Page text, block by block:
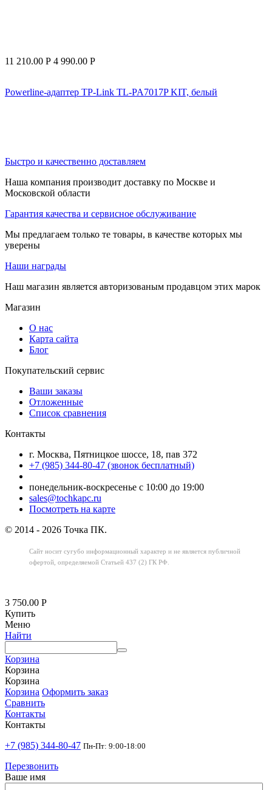
11 210.00 Р 4 990.00 Р
Powerline-адаптер TP-Link TL-PA7017P KIT, белый
Быстро и качественно доставляем
Наша компания производит доставку по Москве и
Московской области
Гарантия качества и сервисное обслуживание
Мы предлагаем только те товары, в качестве которых мы
уверены
Наши награды
Наш магазин является авторизованым продавцом этих марок
Магазин
О нас
Карта сайта
Блог
Покупательский сервис
Ваши заказы
Отложенные
Список сравнения
Контакты
г. Москва, Пятницкое шоссе, 18, пав 372
+7 (985) 344-80-47 (звонок бесплатный)
понедельник-воскресенье с 10:00 до 19:00
sales@tochkapc.ru
Посмотреть на карте
© 2014 - 2026 Точка ПК.
Сайт носит сугубо информационный характер и не является публичной
офертой, определяемой Статьей 437 (2) ГК РФ.
3 750.00 Р
Купить
Меню
Найти
Корзина
Корзина
Корзина
Корзина Оформить заказ
Сравнить
Контакты
Контакты
+7 (985) 344-80-47 Пн-Пт: 9:00-18:00
Перезвонить
Ваше имя